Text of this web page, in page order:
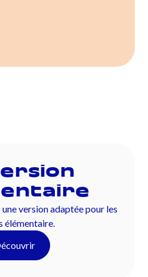
version adaptée pour les
élémentaire.